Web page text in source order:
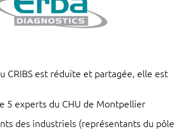
CRIBS est réduite et partagée, elle est
5 experts du CHU de Montpellier
des industriels (représentants du pôle